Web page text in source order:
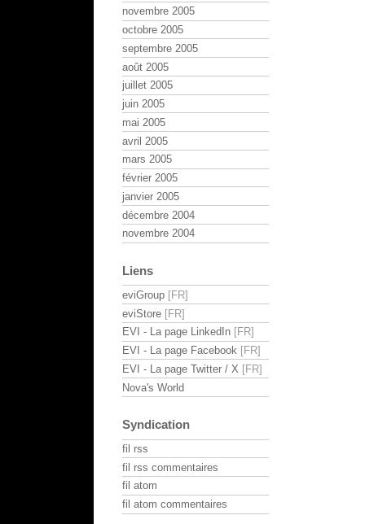
novembre 2005
octobre 2005
septembre 2005
août 2005
juillet 2005
juin 2005
mai 2005
avril 2005
mars 2005
février 2005
janvier 2005
décembre 2004
novembre 2004
Liens
eviGroup
eviStore
EVI - La page LinkedIn
EVI - La page Facebook
EVI - La page Twitter / X
Nova's World
Syndication
fil rss
fil rss commentaires
fil atom
fil atom commentaires